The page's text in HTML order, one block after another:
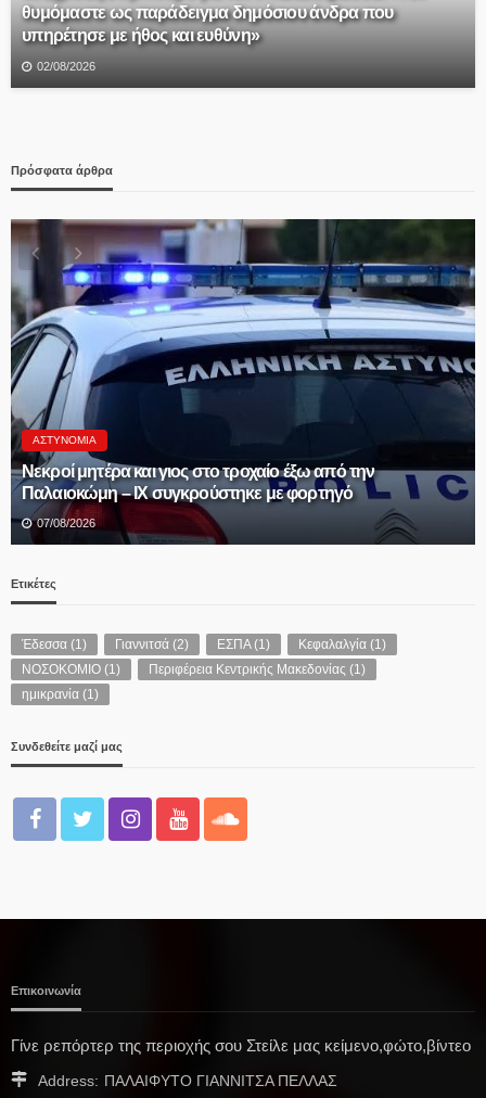
θυμόμαστε ως παράδειγμα δημόσιου άνδρα που
υπηρέτησε με ήθος και ευθύνη»
02/08/2026
Πρόσφατα άρθρα
Δ.ΑΛΜΩΠΊΑΣ
ΠΡΟΣΚΛΗΣΗ ΣΕ ΤΑΚΤΙΚΗ ΔΙΑ ΖΩΣΗΣ ΣΥΝΕΔΡΙΑΣΗ
ΔΗΜΟΤΙΚΗΣ ΕΠΙΤΡΟΠΗΣ
07/08/2026
Ετικέτες
Έδεσσα (1) Γιαννιτσά (2) ΕΣΠΑ(1) Κεφαλαλγία (1)
ΝΟΣΟΚΟΜΙΟ (1) Περιφέρεια Κεντρικής Μακεδονίας (1)
ημικρανία (1)
Συνδεθείτε μαζί μας
Επικοινωνία
Γίνε ρεπόρτερ της περιοχής σου Στείλε μας κείμενο,φώτο,βίντεο
Address: ΠΑΛΑΙΦΥΤΟ ΓΙΑΝΝΙΤΣΑ ΠΕΛΛΑΣ